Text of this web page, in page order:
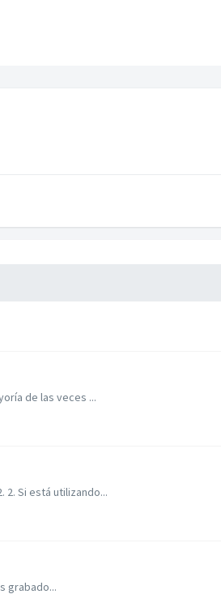
de las veces ...
Si está utilizando...
grabado...